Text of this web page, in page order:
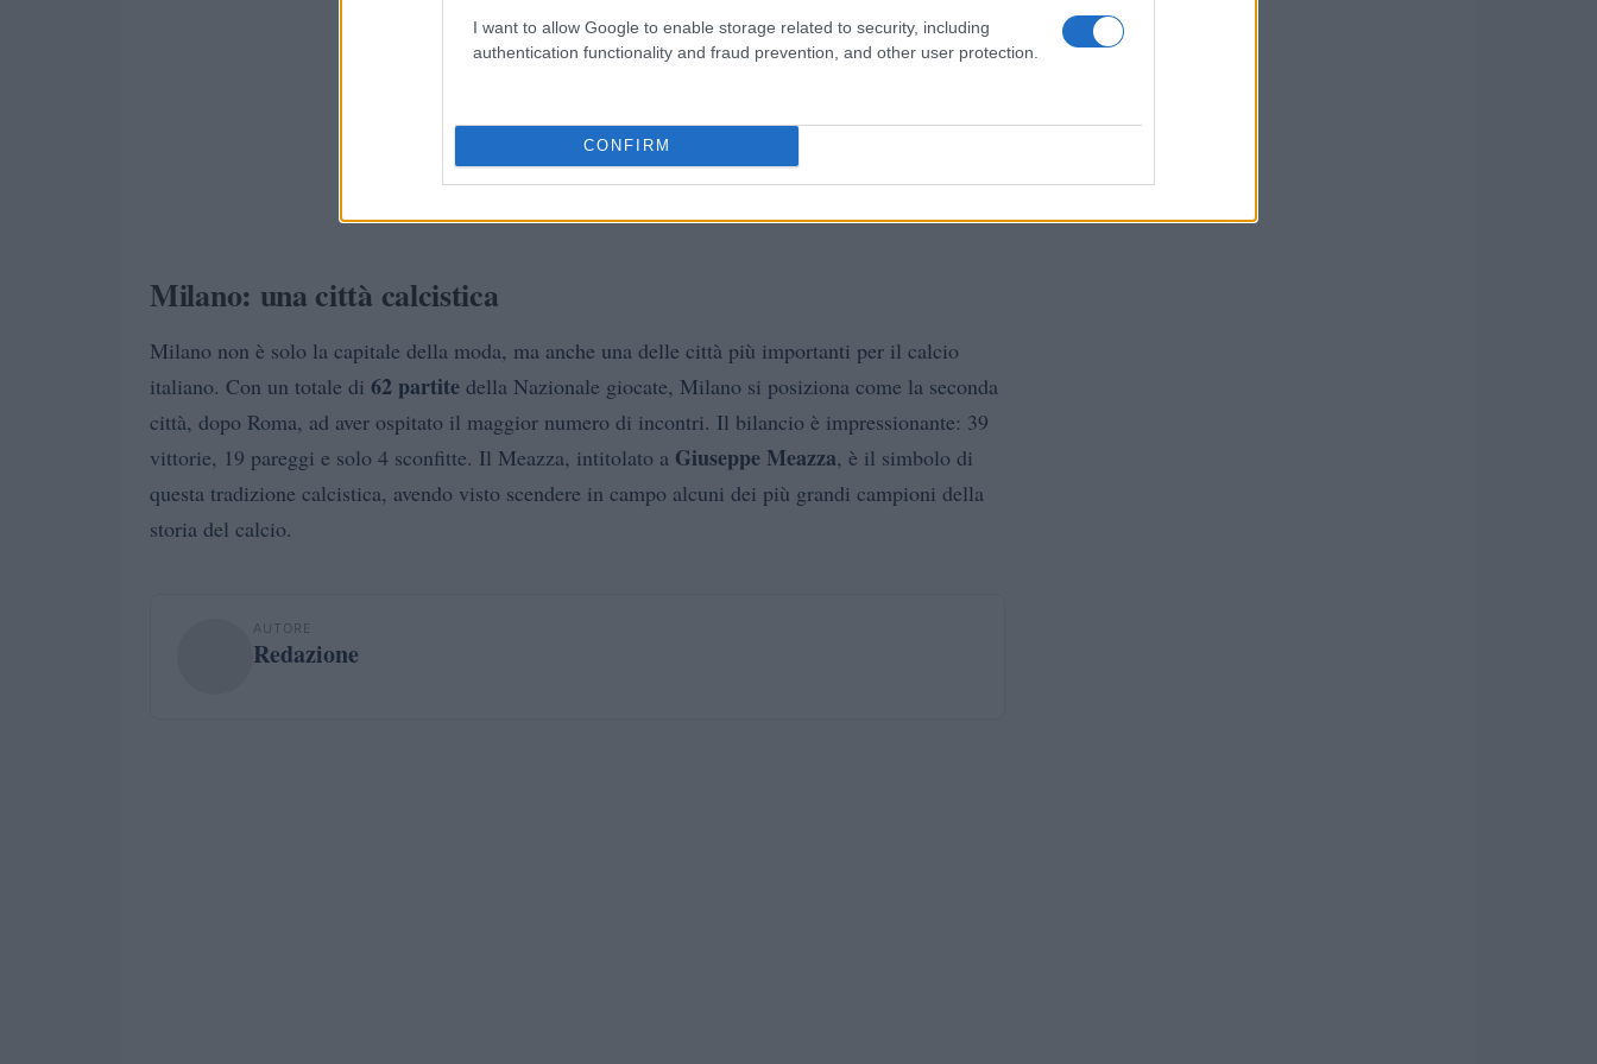
I want to allow Google to enable storage related to security, including
authentication functionality and fraud prevention, and other user protection.
CONFIRM
Milano: una città calcistica
Milano non è solo la capitale della moda, ma anche una delle città più importanti per il calcio
italiano. Con un totale di 62 partite della Nazionale giocate, Milano si posiziona come la seconda
città, dopo Roma, ad aver ospitato il maggior numero di incontri. Il bilancio è impressionante: 39
vittorie, 19 pareggi e solo 4 sconfitte. Il Meazza, intitolato a Giuseppe Meazza, è il simbolo di
questa tradizione calcistica, avendo visto scendere in campo alcuni dei più grandi campioni della
storia del calcio.
AUTORE
Redazione